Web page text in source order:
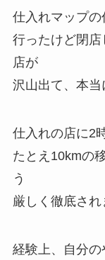
仕入れマップの
行ったけど閉
店が
沢山出て、本当
仕入れの店に2
たとえ10kmの
う
厳しく徹底され
経験上、自分の